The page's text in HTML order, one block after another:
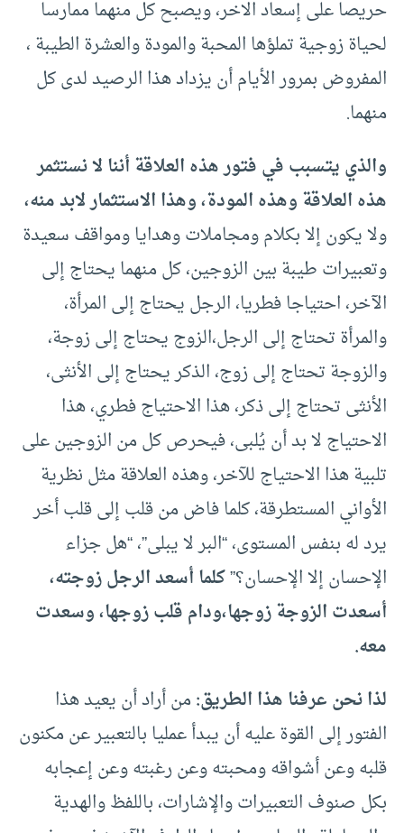
حريصا على إسعاد الاخر، ويصبح كل منهما ممارسا
لحياة زوجية تملؤها المحبة والمودة والعشرة الطيبة ،
المفروض بمرور الأيام أن يزداد هذا الرصيد لدى كل
منهما.
والذي يتسبب في فتور هذه العلاقة أننا لا نستثمر
هذه العلاقة وهذه المودة، وهذا الاستثمار لابد منه،
ولا يكون إلا بكلام ومجاملات وهدايا ومواقف سعيدة
وتعبيرات طيبة بين الزوجين، كل منهما يحتاج إلى
الآخر، احتياجا فطريا، الرجل يحتاج إلى المرأة،
والمرأة تحتاج إلى الرجل،الزوج يحتاج إلى زوجة،
والزوجة تحتاج إلى زوج، الذكر يحتاج إلى الأنثى،
الأنثى تحتاج إلى ذكر، هذا الاحتياج فطري، هذا
الاحتياج لا بد أن يُلبى، فيحرص كل من الزوجين على
تلبية هذا الاحتياج للآخر، وهذه العلاقة مثل نظرية
الأواني المستطرقة، كلما فاض من قلب إلى قلب أخر
يرد له بنفس المستوى، “البر لا يبلى”، “هل جزاء
الإحسان إلا الإحسان؟”كلما أسعد الرجل زوجته،
أسعدت الزوجة زوجها،ودام قلب زوجها، وسعدت
معه.
لذا نحن عرفنا هذا الطريق:من أراد أن يعيد هذا
الفتور إلى القوة عليه أن يبدأ عمليا بالتعبير عن مكنون
قلبه وعن أشواقه ومحبته وعن رغبته وعن إعجابه
بكل صنوف التعبيرات والإشارات، باللفظ والهدية